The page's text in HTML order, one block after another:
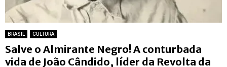
BRASIL CULTURA
Salve o Almirante Negro! A conturbada
vida de João Cândido, líder da Revolta da